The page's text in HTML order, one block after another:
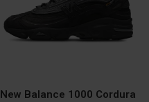
New Balance 1000 Cordura